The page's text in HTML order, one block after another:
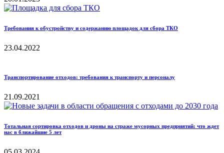
Требования к обустройству и содержанию площадок для сбора ТКО
23.04.2022
Транспортирование отходов: требования к транспорту и персоналу
21.09.2021
Тотальная сортировка отходов и дроны на страже мусорных предприятий: что ждет
нас в ближайшие 5 лет